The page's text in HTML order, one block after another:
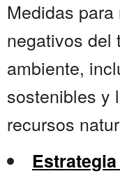
Medidas
negativos del
ambiente,
sostenibles y
recursos